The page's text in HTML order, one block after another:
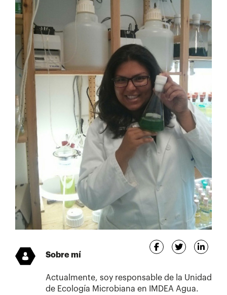
Sobre mí
Actualmente, soy responsable de la Unidad
de Ecología Microbiana en IMDEA Agua.